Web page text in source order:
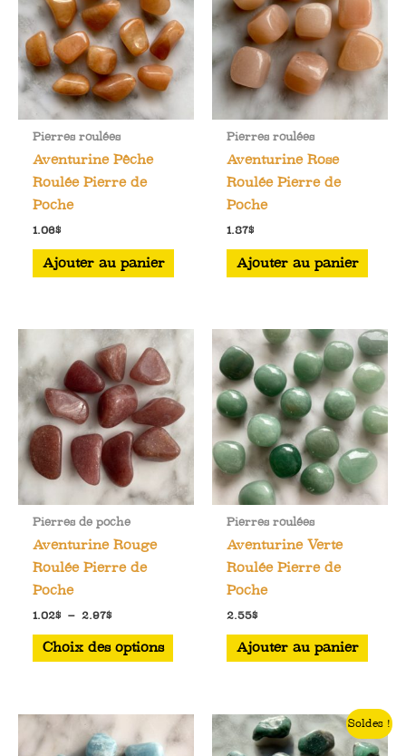
peuvent
être
choisies
sur
page
Pierres roulées
Aventurine Pêche
Roulée Pierre de
Poche
1.06$
Ajouter au panier
Pierres roulées
Aventurine Rose
Roulée Pierre de
Poche
1.87$
Ajouter au panier
Pierres de poche
Aventurine Rouge
Roulée Pierre de
Poche
1.02$ – 2.97$Plage
prix :
1.02$
Choix des options
Ce
produit
variations.
Les
Pierres roulées
Aventurine Verte
Roulée Pierre de
Poche
2.55$
Ajouter au panier
Soldes !